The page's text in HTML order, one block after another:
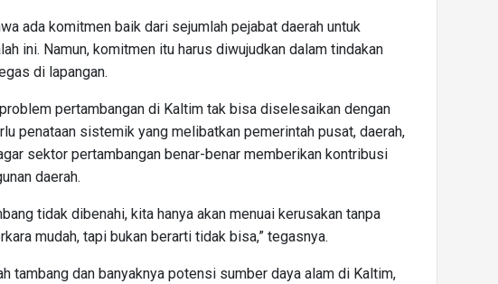
ada komitmen baik dari sejumlah pejabat daerah untuk
ini. Namun, komitmen itu harus diwujudkan dalam tindakan
di lapangan.
pertambangan di Kaltim tak bisa diselesaikan dengan
penataan sistemik yang melibatkan pemerintah pusat, daerah,
sektor pertambangan benar-benar memberikan kontribusi
daerah.
tidak dibenahi, kita hanya akan menuai kerusakan tanpa
mudah, tapi bukan berarti tidak bisa,” tegasnya.
tambang dan banyaknya potensi sumber daya alam di Kaltim,